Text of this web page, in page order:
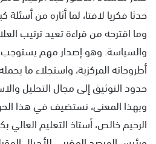
حدثا فكريا لافتا، لما أثاره من
وما اقترحه من قراءة تعيد ترتيب
والسياسة. وهو إصدار مهم يستوجب
أطروحاته المركزية، واستجلاء ما
حدود التوثيق إلى مجال التحليل
وبهذا المعنى، نستضيف في هذا
الرحيم خالص، أستاذ التعليم العالي